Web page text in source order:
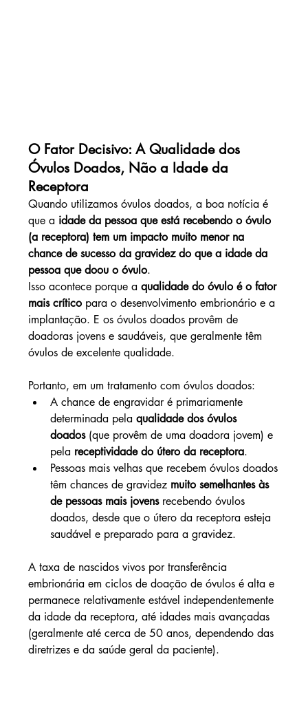
O Fator Decisivo: A Qualidade dos
Óvulos Doados, Não a Idade da
Receptora
Quando utilizamos óvulos doados, a boa notícia é
que a idade da pessoa que está recebendo o óvulo
(a receptora) tem um impacto muito menor na
chance de sucesso da gravidez do que a idade da
pessoa que doou o óvulo.
Isso acontece porque a qualidade do óvulo é o fator
mais crítico para o desenvolvimento embrionário e a
implantação. E os óvulos doados provêm de
doadoras jovens e saudáveis, que geralmente têm
óvulos de excelente qualidade.
Portanto, em um tratamento com óvulos doados:
A chance de engravidar é primariamente
determinada pela qualidade dos óvulos
doados (que provêm de uma doadora jovem) e
pela receptividade do útero da receptora.
Pessoas mais velhas que recebem óvulos doados
têm chances de gravidez muito semelhantes às
de pessoas mais jovens recebendo óvulos
doados, desde que o útero da receptora esteja
saudável e preparado para a gravidez.
A taxa de nascidos vivos por transferência
embrionária em ciclos de doação de óvulos é alta e
permanece relativamente estável independentemente
da idade da receptora, até idades mais avançadas
(geralmente até cerca de 50 anos, dependendo das
diretrizes e da saúde geral da paciente).